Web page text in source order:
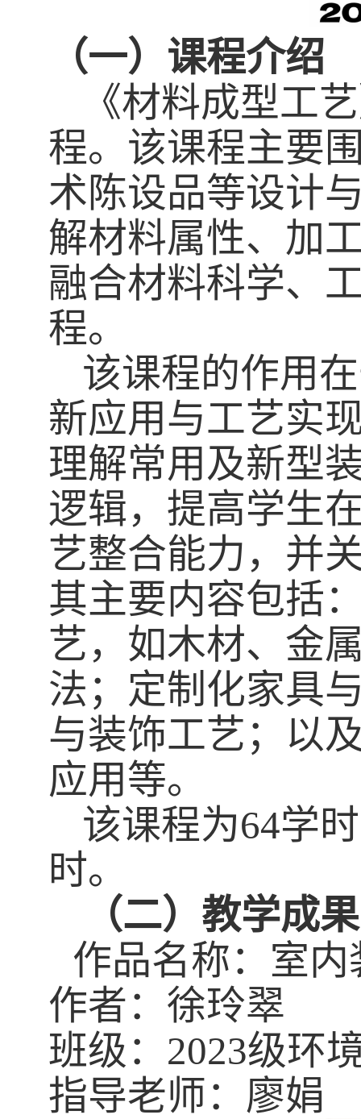
（一）课程介绍
《材料成型工
程。该课程主要
术陈设品等设计
解材料属性、加
融合材料科学、
程。
该课程的作用
新应用与工艺实
理解常用及新型
逻辑，提高学生
艺整合能力，并
其主要内容包括
艺，如木材、金
法；定制化家具
与装饰工艺；以
应用等。
该课程为64学
时。
（二）教学成果
作品名称：室
作者：徐玲翠
班级： 2023级环
指导老师：廖娟